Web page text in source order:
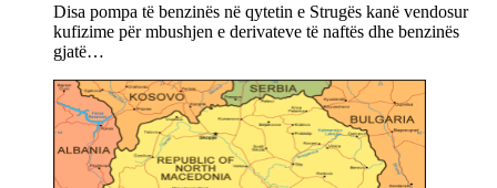
Disa pompa të benzinës në qytetin e Strugës kanë vendosur
kufizime për mbushjen e derivateve të naftës dhe benzinës
gjatë…